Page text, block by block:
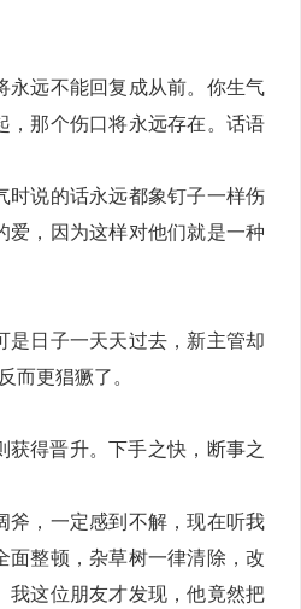
永远不能回复成从前。你生气
，那个伤口将永远存在。话语
时说的话永远都象钉子一样伤
爱，因为这样对他们就是一种
是日子一天天过去，新主管却
而更猖獗了。
获得晋升。下手之快，断事之
斧，一定感到不解，现在听我
面整顿，杂草树一律清除，改
我这位朋友才发现，他竟然把